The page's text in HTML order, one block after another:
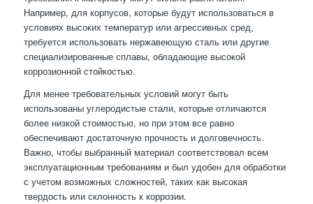
Например, для корпусов, которые будут использоваться в
условиях высоких температур или агрессивных сред,
требуется использовать нержавеющую сталь или другие
специализированные сплавы, обладающие высокой
коррозионной стойкостью.
Для менее требовательных условий могут быть
использованы углеродистые стали, которые отличаются
более низкой стоимостью, но при этом все равно
обеспечивают достаточную прочность и долговечность.
Важно, чтобы выбранный материал соответствовал всем
эксплуатационным требованиям и был удобен для обработки
с учетом возможных сложностей, таких как высокая
твердость или склонность к коррозии.